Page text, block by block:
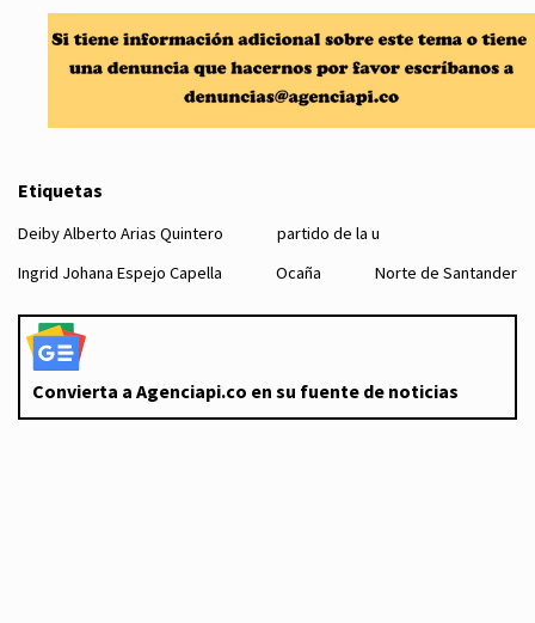
Etiquetas
Deiby Alberto Arias Quintero
partido de la u
Ingrid Johana Espejo Capella
Ocaña Norte de Santander
Convierta a Agenciapi.co en su fuente de noticias